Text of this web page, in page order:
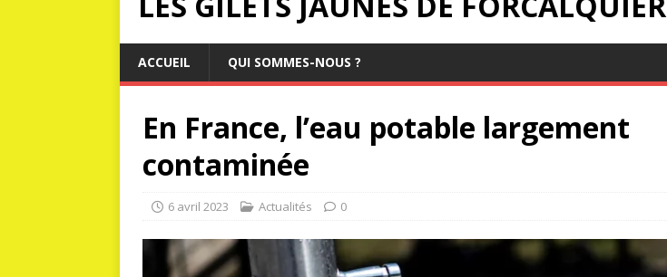
ACCUEIL QUI SOMMES-NOUS ?
En France, l’eau potable largement
contaminée
6 avril 2023 Actualités 0